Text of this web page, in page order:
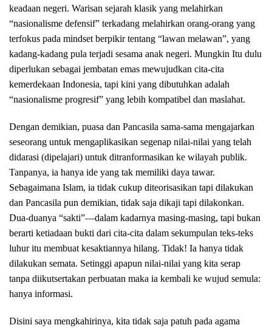
keadaan negeri. Warisan sejarah klasik yang melahirkan
“nasionalisme defensif” terkadang melahirkan orang-orang yang
terfokus pada mindset berpikir tentang “lawan melawan”, yang
kadang-kadang pula terjadi sesama anak negeri. Mungkin Itu dulu
diperlukan sebagai jembatan emas mewujudkan cita-cita
kemerdekaan Indonesia, tapi kini yang dibutuhkan adalah
“nasionalisme progresif” yang lebih kompatibel dan maslahat.
Dengan demikian, puasa dan Pancasila sama-sama mengajarkan
seseorang untuk mengaplikasikan segenap nilai-nilai yang telah
didarasi (dipelajari) untuk ditranformasikan ke wilayah publik.
Tanpanya, ia hanya ide yang tak memiliki daya tawar.
Sebagaimana Islam, ia tidak cukup diteorisasikan tapi dilakukan
dan Pancasila pun demikian, tidak saja dikaji tapi dilakonkan.
Dua-duanya “sakti”—dalam kadarnya masing-masing, tapi bukan
berarti ketiadaan bukti dari cita-cita dalam sekumpulan teks-teks
luhur itu membuat kesaktiannya hilang. Tidak! Ia hanya tidak
dilakukan semata. Setinggi apapun nilai-nilai yang kita serap
tanpa diikutsertakan perbuatan maka ia kembali ke wujud semula:
hanya informasi.
Disini saya mengkahirinya, kita tidak saja patuh pada agama